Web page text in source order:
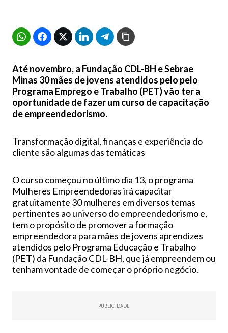
Até novembro, a Fundação CDL-BH e Sebrae
Minas 30 mães de jovens atendidos pelo pelo
Programa Emprego e Trabalho (PET) vão ter a
oportunidade de fazer um curso de capacitação
de empreendedorismo.
Transformação digital, finanças e experiência do
cliente são algumas das temáticas
O curso começou no último dia 13, o programa
Mulheres Empreendedoras irá capacitar
gratuitamente 30 mulheres em diversos temas
pertinentes ao universo do empreendedorismo e,
tem o propósito de promover a formação
empreendedora para mães de jovens aprendizes
atendidos pelo Programa Educação e Trabalho
(PET) da Fundação CDL-BH, que já empreendem ou
tenham vontade de começar o próprio negócio.
PUBLICIDADE